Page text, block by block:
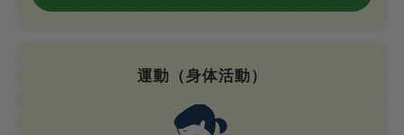
運動（身体活動）